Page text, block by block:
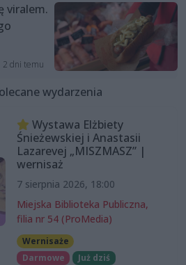
viralem.
2 dni temu
wydarzenia
Wystawa Elżbiety
Śnieżewskiej i Anastasii
Lazarevej „MISZMASZ” |
wernisaż
7 sierpnia 2026, 18:00
Miejska Biblioteka Publiczna,
filia nr 54 (ProMedia)
Wernisaże
Darmowe
Już dziś